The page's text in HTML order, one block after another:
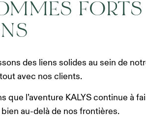
des liens solides au sein de
avec nos clients.
que l’aventure KALYS continue à
au-delà de nos frontières.